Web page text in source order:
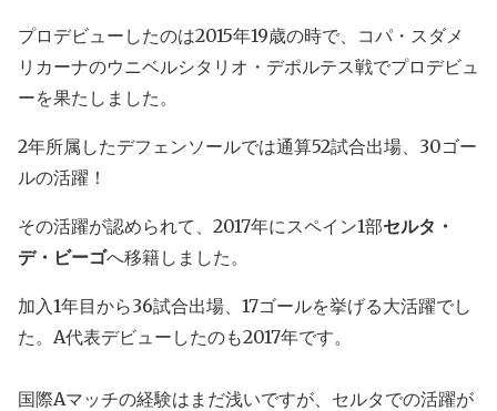
プロデビューしたのは2015年19歳の時で、コパ・スダメ
リカーナのウニベルシタリオ・デポルテス戦でプロデビュ
ーを果たしました。
2年所属したデフェンソールでは通算52試合出場、30ゴー
ルの活躍！
その活躍が認められて、2017年にスペイン1部セルタ・
デ・ビーゴへ移籍しました。
加入1年目から36試合出場、17ゴールを挙げる大活躍でし
た。A代表デビューしたのも2017年です。
国際Aマッチの経験はまだ浅いですが、セルタでの活躍が